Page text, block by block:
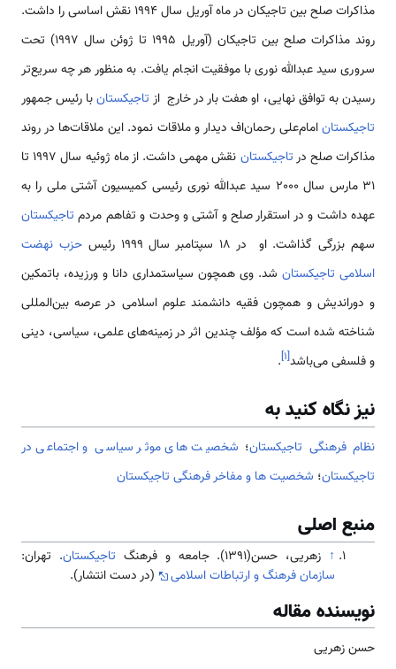
مذاکرات صلح بین تاجیکان در ماه آوریل سال 1994 نقش اساسی را داشت.
روند مذاکرات صلح بین تاجیکان (آوریل 1995 تا ژوئن سال 1997) تحت
سروری سید عبدالله نوری با موفقیت انجام یافت. به منظور هر چه سریع‌تر
رسیدن به توافق نهایی، او هفت بار در خارج از تاجیکستانبا رئیس جمهور
تاجیکستانامام‌علی رحمان‌اف دیدار و ملاقات نمود. این ملاقات‌ها در روند
مذاکرات صلح درتاجیکستان
نقش مهمی داشت. از ماه ژوئیه سال 1997 تا
31 مارس سال 2000 سید عبدالله نوری رئیسی کمیسیون آشتی ملی را به
عهده داشت و در استقرار صلح و آشتی و وحدت و تفاهم مردم تاجیکستان
سهم بزرگی گذاشت. او در 18 سپتامبر سال 1999 رئیس
حزب نهضت
اسلامی تاجیکستان شد. وی همچون سیاستمداری دانا و ورزیده، باتمکین
و دوراندیش و همچون فقیه دانشمند علوم اسلامی در عرصه بین‌المللی
شناخته شده است که مؤلف چندین اثر در زمینه‌های علمی، سیاسی، دینی
و فلسفی می‌باشد[۱]
.
نیز نگاه کنید به
نظام فرهنگی تاجیکستان؛ شخصیت های موثر سیاسی و اجتماعی در
تاجیکستان؛ شخصیت ها و مفاخر فرهنگی تاجیکستان
منبع اصلی
↑ زهریی، حسن(1391). جامعه و فرهنگ تاجیکستان. تهران:
سازمان فرهنگ و ارتباطات اسلامی
(در دست انتشار).
نویسنده مقاله
حسن زهریی